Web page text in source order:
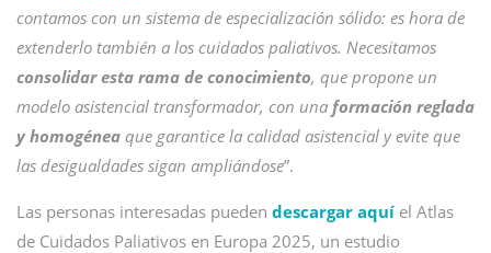
contamos con un sistema de especialización sólido: es hora de
extenderlo también a los cuidados paliativos. Necesitamos
consolidar esta rama de conocimiento, que propone un
modelo asistencial transformador, con una formación reglada
y homogénea que garantice la calidad asistencial y evite que
las desigualdades sigan ampliándose”.
Las personas interesadas pueden descargar aquí el Atlas
de Cuidados Paliativos en Europa 2025, un estudio